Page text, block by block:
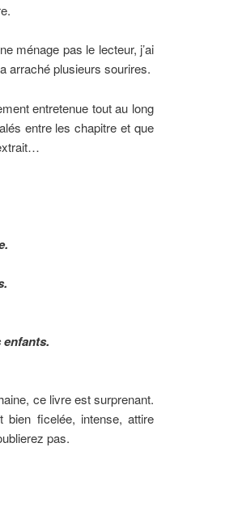
ménage pas le lecteur, j’ai
arraché plusieurs sourires.
entretenue tout au long
entre les chapitre et que
enfants.
ce livre est surprenant.
bien ficelée, intense, attire
pas.